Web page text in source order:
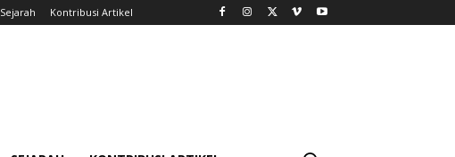
Sejarah Kontribusi Artikel